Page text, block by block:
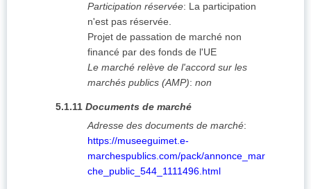
Participation réservée: La participation
n'est pas réservée.
Projet de passation de marché non
financé par des fonds de l'UE
Le marché relève de l'accord sur les
marchés publics (AMP): non
5.1.11 Documents de marché
Adresse des documents de marché:
https://museeguimet.e-
marchespublics.com/pack/annonce_mar
che_public_544_1111496.html